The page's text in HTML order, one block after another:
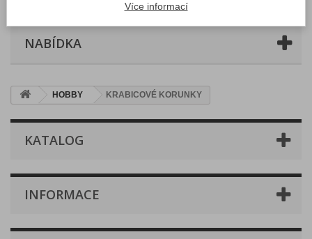
NABÍDKA
HOBBY KRABICOVÉ KORUNKY
KATALOG
INFORMACE
Více informací